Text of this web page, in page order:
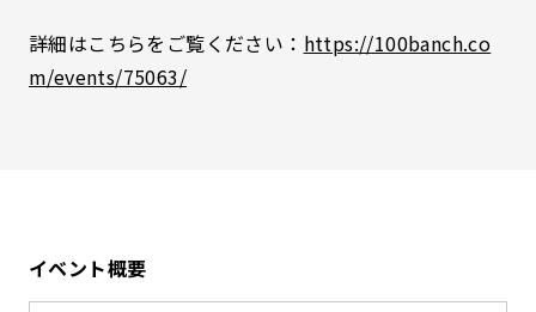
詳細はこちらをご覧ください： https://100banch.co
m/events/75063/
イベント概要